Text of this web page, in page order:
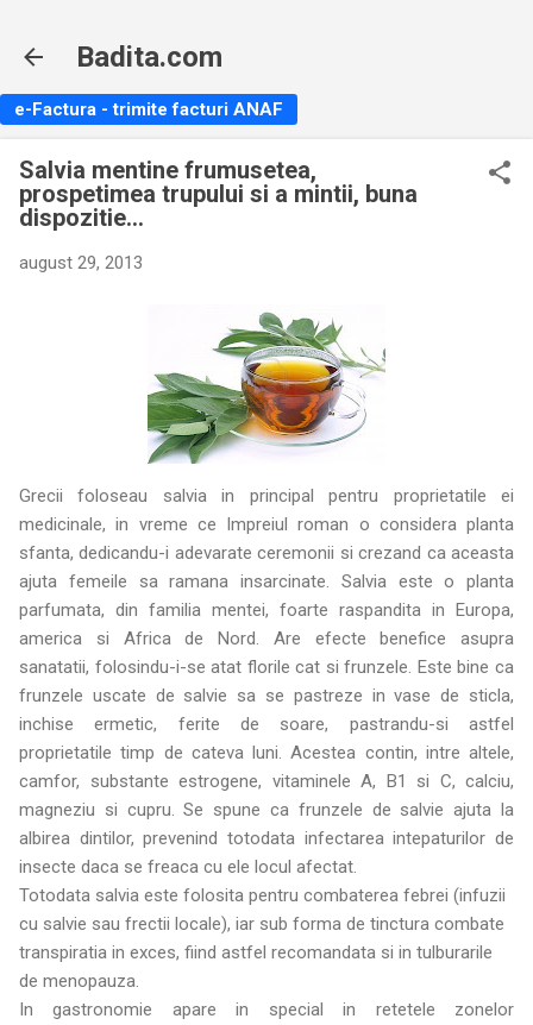
Badita.com
e-Factura - trimite facturi ANAF
Salvia mentine frumusetea,
prospetimea trupului si a mintii, buna
dispozitie...
august 29, 2013
Grecii foloseau salvia in principal pentru proprietatile ei
medicinale, in vreme ce Impreiul roman o considera planta
sfanta, dedicandu-i adevarate ceremonii si crezand ca aceasta
ajuta femeile sa ramana insarcinate. Salvia este o planta
parfumata, din familia mentei, foarte raspandita in Europa,
america si Africa de Nord. Are efecte benefice asupra
sanatatii, folosindu-i-se atat florile cat si frunzele. Este bine ca
frunzele uscate de salvie sa se pastreze in vase de sticla,
inchise ermetic, ferite de soare, pastrandu-si astfel
proprietatile timp de cateva luni. Acestea contin, intre altele,
camfor, substante estrogene, vitaminele A, B1 si C, calciu,
magneziu si cupru. Se spune ca frunzele de salvie ajuta la
albirea dintilor, prevenind totodata infectarea intepaturilor de
insecte daca se freaca cu ele locul afectat.
Totodata salvia este folosita pentru combaterea febrei (infuzii
cu salvie sau frectii locale), iar sub forma de tinctura combate
transpiratia in exces, fiind astfel recomandata si in tulburarile
de menopauza.
In gastronomie apare in special in retetele zonelor